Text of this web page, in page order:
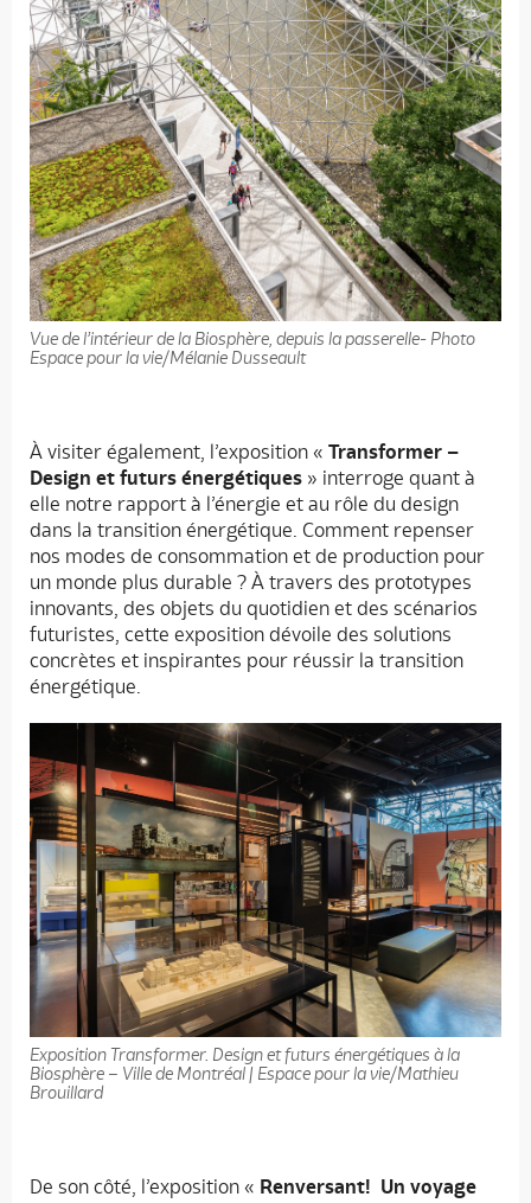
Vue de l’intérieur de la Biosphère, depuis la passerelle- Photo
Espace pour la vie/Mélanie Dusseault
À visiter également, l’exposition « Transformer –
Design et futurs énergétiques » interroge quant à
elle notre rapport à l’énergie et au rôle du design
dans la transition énergétique. Comment repenser
nos modes de consommation et de production pour
un monde plus durable ? À travers des prototypes
innovants, des objets du quotidien et des scénarios
futuristes, cette exposition dévoile des solutions
concrètes et inspirantes pour réussir la transition
énergétique.
Exposition Transformer. Design et futurs énergétiques à la
Biosphère – Ville de Montréal | Espace pour la vie/Mathieu
Brouillard
De son côté, l’exposition « Renversant! Un voyage